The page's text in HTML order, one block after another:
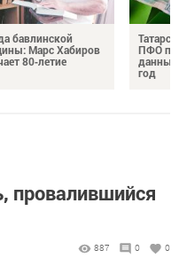
бавлинской
Марс Хабиров
80‑летие
ПФО по
данные
год
провалившийся
887 0 0